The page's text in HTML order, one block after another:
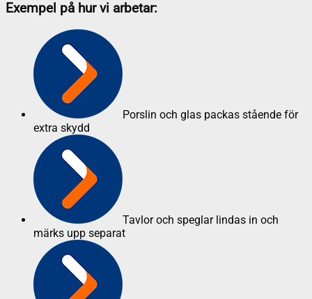
Exempel på hur vi arbetar:
Porslin och glas packas stående för
extra skydd
Tavlor och speglar lindas in och
märks upp separat